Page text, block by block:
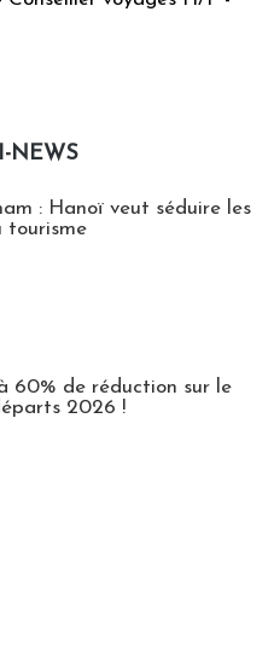
NEWS
: Hanoï veut séduire les
tourisme
60% de réduction sur le
2026 !